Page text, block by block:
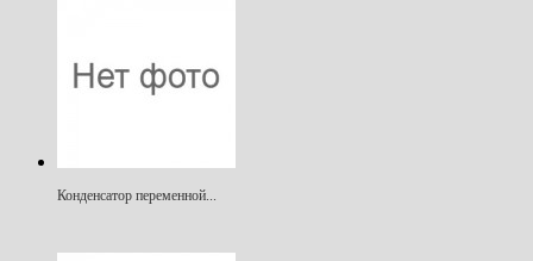
Конденсатор переменной...